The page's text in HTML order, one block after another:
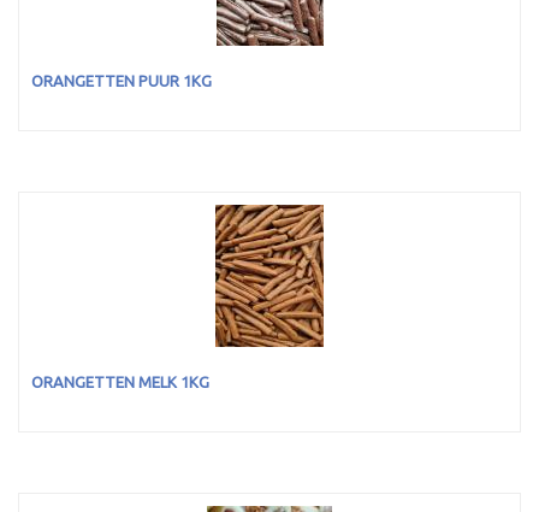
ORANGETTEN PUUR 1KG
ORANGETTEN MELK 1KG